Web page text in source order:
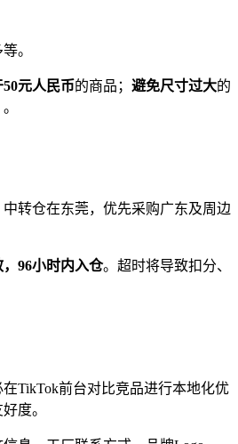
。
50元人民币的商品； 避免尺寸过大的
中转仓在东莞，优先采购广东及周边
96小时内入仓。超时将导致扣分、
TikTok前台对比竞品进行本地化优
度。